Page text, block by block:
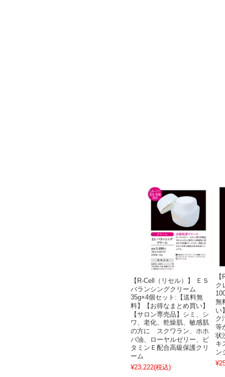
【R-Cell（リセル）】 ＥＳ
バランシングクリーム
35g×4個セット:【送料無
料】【お得なまとめ買い】
【サロン専売品】シミ、シ
ワ、老化、乾燥肌、敏感肌
の方に スクワラン、ホホ
バ油、ローヤルゼリー、ビ
タミンＥ配合高級保護クリ
ーム
¥23,222(税込)
ク
無
い
ク
等
状
キ
ン